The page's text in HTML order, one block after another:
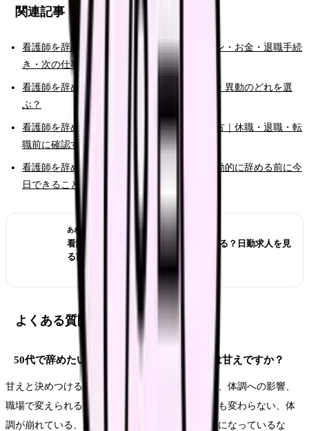
関連記事
看護師を辞めたい時の完全ガイド。限界サイン・お金・退職手続
き・次の仕事まで整理
看護師を辞めたい時の判断基準｜転職・休職・異動のどれを選
ぶ？
看護師を辞めたいけどお金が不安な時の考え方｜休職・退職・転
職前に確認すること
看護師を辞めたいと強く思った時の初動｜衝動的に辞める前に今
日できること
あわせて読みたい
看護師が夜勤なしにすると給料は下がる？日勤求人を見
る前の収入チェック
よくある質問
50代で辞めたい・あと10年をどう働くかのは甘えですか？
甘えと決めつける必要はありません。悩みの原因、体調への影響、
職場で変えられる余地を分けて見ます。相談しても変わらない、体
調が崩れている、次の職場で避けたい条件が明確になっているな